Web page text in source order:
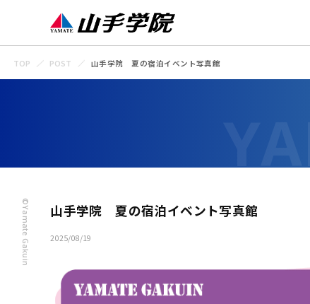
©Yamate Gakuin
TOP POST 山手学院 夏の宿泊イベント写真館
山手学院 夏の宿泊イベント写真館
2025/08/19